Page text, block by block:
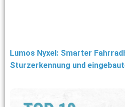
Lumos Nyxel: Smarter
Sturzerkennung und